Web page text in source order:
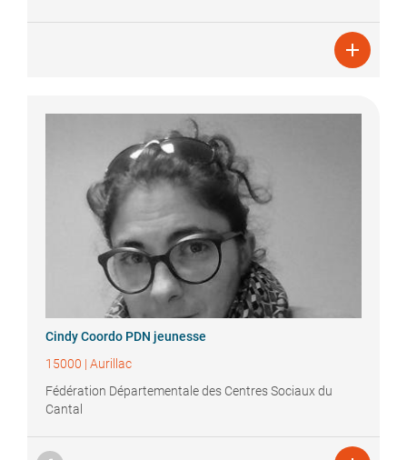

CindyCoordo PDN jeunesse
15000 | Aurillac
Fédération Départementale des Centres Sociaux du
Cantal